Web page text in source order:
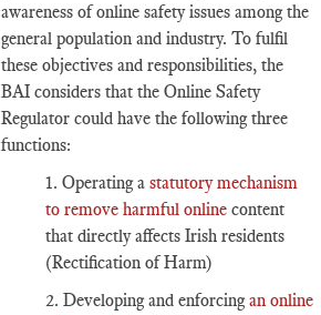
awareness of online safety issues among the
general population and industry. To fulfil
these objectives and responsibilities, the
BAI considers that the Online Safety
Regulator could have the following three
functions:
1. Operating astatutory mechanism
to remove harmful online content
that directly affects Irish residents
(Rectification of Harm)
2. Developing and enforcingan online